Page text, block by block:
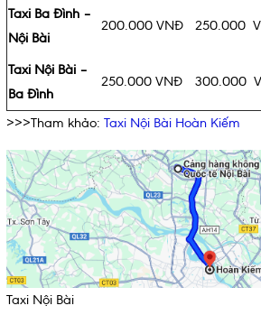
Taxi Ba Đình –
Nội Bài
200.000 VNĐ 250.000
Taxi Nội Bài –
Ba Đình
250.000 VNĐ 300.000
>>>Tham khảo: Taxi Nội Bài Hoàn Kiếm
Taxi Nội Bài